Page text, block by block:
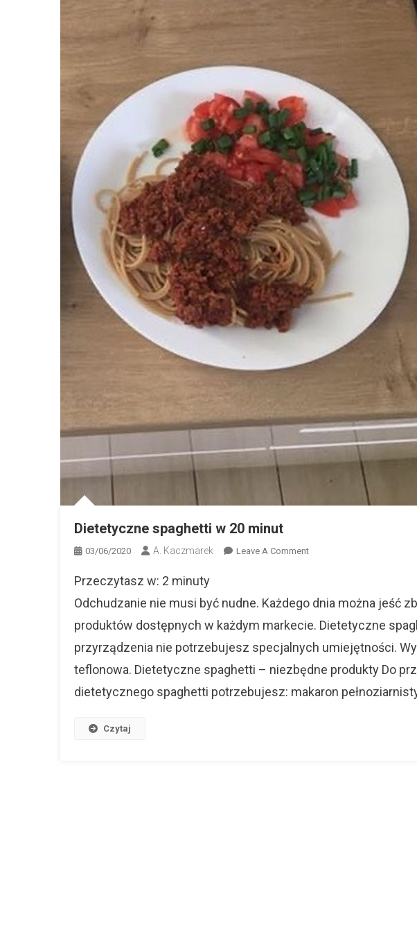
Dietetyczne spaghetti w 20 minut
03/06/2020 A. Kaczmarek Leave A CommentOn
W
Minut
Przeczytasz w: 2 minuty
Odchudzanie nie musi być nudne. Każdego dnia można jeść
produktów dostępnych w każdym markecie. Dietetyczne
przyrządzenia nie potrzebujesz specjalnych umiejętności.
teflonowa. Dietetyczne spaghetti – niezbędne produkty Do
dietetycznego spaghetti potrzebujesz: makaron
Czytaj